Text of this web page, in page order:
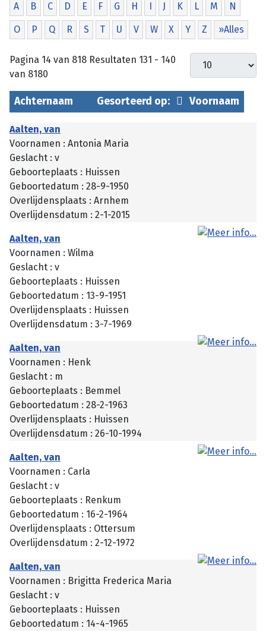
A B C D E F G H I J K L M N
O P Q R S T U V W X Y Z »Alles
Pagina 14 van 818 Resultaten 131 - 140
van 8180
Achternaam Gesorteerd op: Voornaam
Aalten, van
Voornamen : Antonia Maria
Geslacht : v
Geboorteplaats : Huissen
Geboortedatum : 28-9-1950
Overlijdensplaats : Arnhem
Overlijdensdatum : 2-1-2015
Aalten, van
Voornamen : Wilma
Geslacht : v
Geboorteplaats : Huissen
Geboortedatum : 13-9-1951
Overlijdensplaats : Huissen
Overlijdensdatum : 3-7-1969
Aalten, van
Voornamen : Henk
Geslacht : m
Geboorteplaats : Bemmel
Geboortedatum : 28-2-1963
Overlijdensplaats : Huissen
Overlijdensdatum : 26-10-1994
Aalten, van
Voornamen : Carla
Geslacht : v
Geboorteplaats : Renkum
Geboortedatum : 16-2-1964
Overlijdensplaats : Ottersum
Overlijdensdatum : 2-12-1972
Aalten, van
Voornamen : Brigitta Frederica Maria
Geslacht : v
Geboorteplaats : Huissen
Geboortedatum : 14-4-1965